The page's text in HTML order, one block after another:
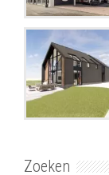
Zoeken